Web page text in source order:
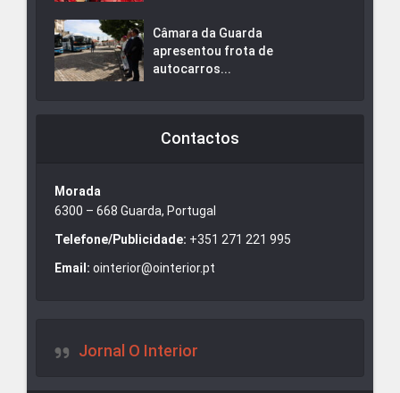
Câmara da Guarda
apresentou frota de
autocarros...
Contactos
Morada
6300 – 668 Guarda, Portugal
Telefone/Publicidade: +351 271 221 995
Email: ointerior@ointerior.pt
Jornal O Interior